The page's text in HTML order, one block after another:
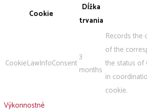
Cookie
Dĺžka
trvania
CookieLawInfoConsent
3
months
Records the
of the
the status of
in
cookie.
Výkonnostné